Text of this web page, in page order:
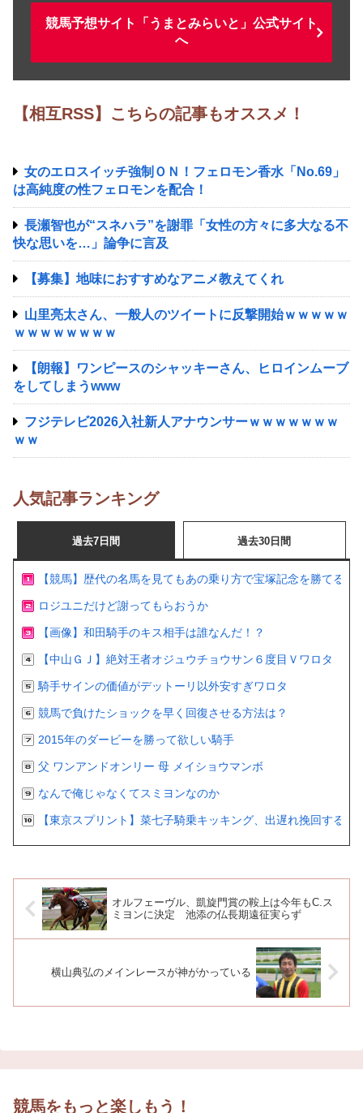
競馬予想サイト「うまとみらいと」公式サイト
へ
【相互RSS】こちらの記事もオススメ！
女のエロスイッチ強制ＯＮ！フェロモン香水「No.69」
は高純度の性フェロモンを配合！
長瀬智也が“スネハラ”を謝罪「女性の方々に多大なる不
快な思いを…」論争に言及
【募集】地味におすすめなアニメ教えてくれ
山里亮太さん、一般人のツイートに反撃開始ｗｗｗｗｗ
ｗｗｗｗｗｗｗｗ
【朗報】ワンピースのシャッキーさん、ヒロインムーブ
をしてしまうwww
フジテレビ2026入社新人アナウンサーｗｗｗｗｗｗｗ
ｗｗ
人気記事ランキング
過去7日間 過去30日間
【競馬】歴代の名馬を見てもあの乗り方で宝塚記念を勝てる
ロジユニだけど謝ってもらおうか
【画像】和田騎手のキス相手は誰なんだ！？
【中山ＧＪ】絶対王者オジュウチョウサン６度目Ｖワロタ
騎手サインの価値がデットーリ以外安すぎワロタ
競馬で負けたショックを早く回復させる方法は？
2015年のダービーを勝って欲しい騎手
父 ワンアンドオンリー 母 メイショウマンボ
なんで俺じゃなくてスミヨンなのか
【東京スプリント】菜七子騎乗キッキング、出遅れ挽回するも
オルフェーヴル、凱旋門賞の鞍上は今年もC.ス
ミヨンに決定 池添の仏長期遠征実らず
横山典弘のメインレースが神がかっている
競馬をもっと楽しもう！